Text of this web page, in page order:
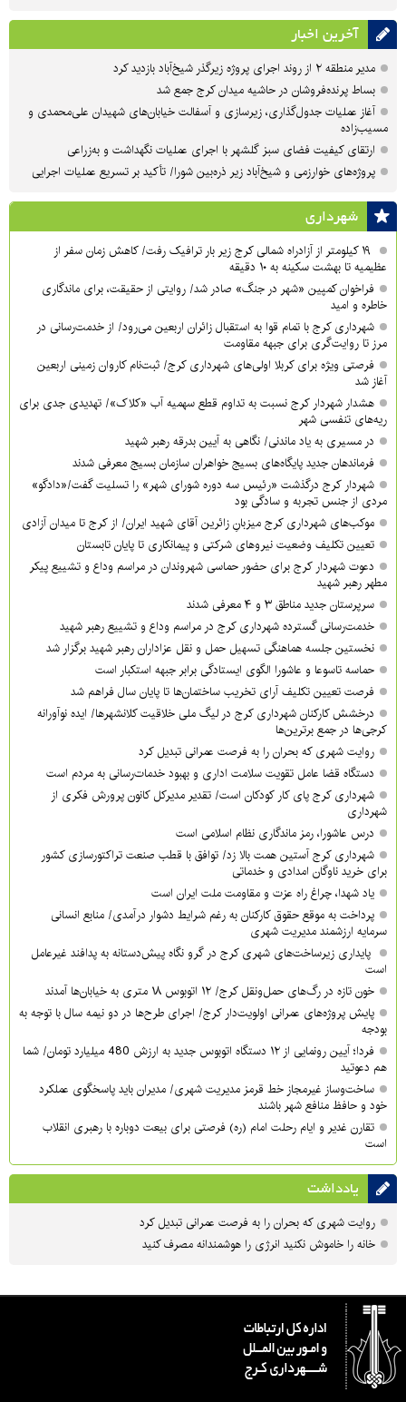
آخرین اخبار
مدیر منطقه ۲ از روند اجرای پروژه زیرگذر شیخ‌آباد بازدید کرد
بساط پرنده‌فروشان در حاشیه میدان کرج جمع شد
آغاز عملیات جدول‌گذاری، زیرسازی و آسفالت خیابان‌های شهیدان علی‌محمدی و
مسیب‌زاده
ارتقای کیفیت فضای سبز گلشهر با اجرای عملیات نگهداشت و به‌زراعی
پروژه‌های خوارزمی و شیخ‌آباد زیر ذره‌بین شورا/ تأکید بر تسریع عملیات اجرایی
شهرداری
۱۹ کیلومتر از آزادراه شمالی کرج زیر بار ترافیک رفت/ کاهش زمان سفر از
عظیمیه تا بهشت سکینه به ۱۰ دقیقه
فراخوان کمپین «شهر در جنگ» صادر شد/ روایتی از حقیقت، برای ماندگاری
خاطره و امید
شهرداری کرج با تمام قوا به استقبال زائران اربعین می‌رود/ از خدمت‌رسانی در
مرز تا روایت‌گری برای جبهه مقاومت
فرصتی ویژه برای کربلا اولی‌های شهرداری کرج/ ثبت‌نام کاروان زمینی اربعین
آغاز شد
هشدار شهردار کرج نسبت به تداوم قطع سهمیه آب «کلاک»/ تهدیدی جدی برای
ریه‌های تنفسی شهر
در مسیری به یاد ماندنی/ نگاهی به آیین بدرقه رهبر شهید
فرماندهان جدید پایگاه‌های بسیج خواهران سازمان بسیج معرفی شدند
شهردار کرج درگذشت «رئیس سه دوره شورای شهر» را تسلیت گفت/«دادگو»
مردی از جنس تجربه و سادگی بود
موکب‌های شهرداری کرج میزبانِ زائرین آقای شهید ایران/ از کرج تا میدان آزادی
تعیین تکلیف وضعیت نیروهای شرکتی و پیمانکاری تا پایان تابستان
دعوت شهردار کرج برای حضور حماسی شهروندان در مراسم وداع و تشییع پیکر
مطهر رهبر شهید
سرپرستان جدید مناطق ۳ و ۴ معرفی شدند
خدمت‌رسانی گسترده شهرداری کرج در مراسم وداع و تشییع رهبر شهید
نخستین جلسه هماهنگی تسهیل حمل و نقل عزاداران رهبر شهید برگزار شد
حماسه تاسوعا و عاشورا الگوی ایستادگی برابر جبهه استکبار است
فرصت تعیین تکلیف آرای تخریب ساختمان‌ها تا پایان سال فراهم شد
درخشش کارکنان شهرداری کرج در لیگ ملی خلاقیت کلانشهرها/ ایده نوآورانه
کرجی‌ها در جمع برترین‌ها
روایت شهری که بحران را به فرصت عمرانی تبدیل کرد
دستگاه قضا عامل تقویت سلامت اداری و بهبود خدمات‌رسانی به مردم است
شهرداری کرج پای کار کودکان است/ تقدیر مدیرکل کانون پرورش فکری از
شهرداری
درس عاشورا، رمز ماندگاری نظام اسلامی است
شهرداری کرج آستین همت بالا زد/ توافق با قطب صنعت تراکتورسازی کشور
برای خرید ناوگان امدادی و خدماتی
یاد شهدا، چراغ راه عزت و مقاومت ملت ایران است
پرداخت به موقع حقوق کارکنان به رغم شرایط دشوار درآمدی/ منابع انسانی
سرمایه ارزشمند مدیریت شهری
پایداری زیرساخت‌های شهری کرج در گرو نگاه پیش‌دستانه به پدافند غیرعامل
است
خون تازه در رگ‌های حمل‌ونقل کرج/ ۱۲ اتوبوس ۱۸ متری به خیابان‌ها آمدند
پایش پروژه‌های عمرانی اولویت‌دار کرج/ اجرای طرح‌ها در دو نیمه سال با توجه به
بودجه
فردا؛ آیین رونمایی از ۱۲ دستگاه اتوبوس جدید به ارزش 480 میلیارد تومان/ شما
هم دعوتید
ساخت‌وساز غیرمجاز خط قرمز مدیریت شهری‌/ مدیران باید پاسخگوی عملکرد
خود و حافظ منافع شهر باشند
تقارن غدیر و ایام رحلت امام (ره) فرصتی برای بیعت دوباره با رهبری انقلاب
است
یادداشت
روایت شهری که بحران را به فرصت عمرانی تبدیل کرد
خانه را خاموش نکنید انرژی را هوشمندانه مصرف کنید